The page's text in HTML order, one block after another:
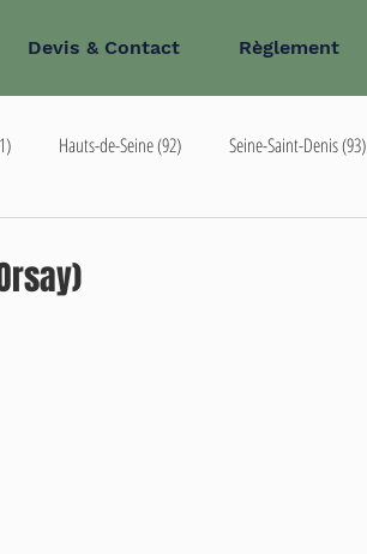
Devis & Contact Règlement
Hauts-de-Seine (92) Seine-Saint-Denis (93)